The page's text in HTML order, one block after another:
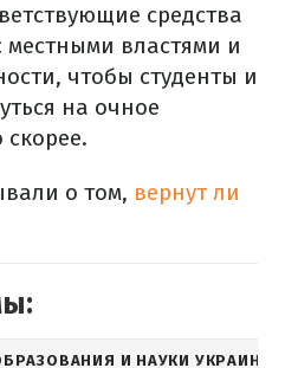
средства
местными властями и
чтобы студенты и
на очное
о том, вернут ли
И НАУКИ УКРАИНЫ